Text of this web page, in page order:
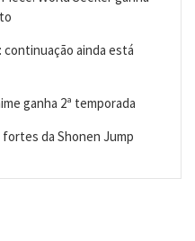
ainda está
ganha 2ª temporada
da Shonen Jump